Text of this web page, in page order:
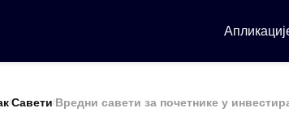
/Савети/ Вредни савети за почетнике у